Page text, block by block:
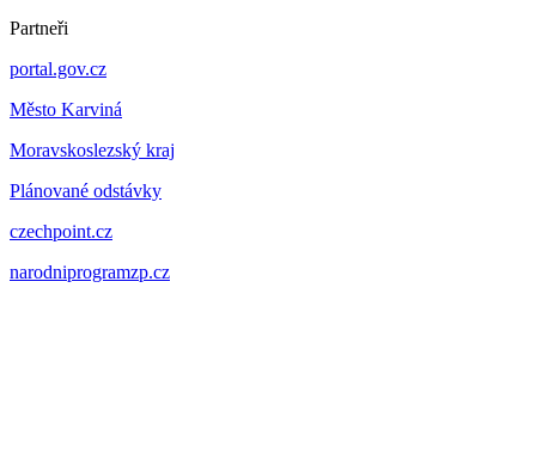
Partneři
portal.gov.cz
Město Karviná
Moravskoslezský kraj
Plánované odstávky
czechpoint.cz
narodniprogramzp.cz